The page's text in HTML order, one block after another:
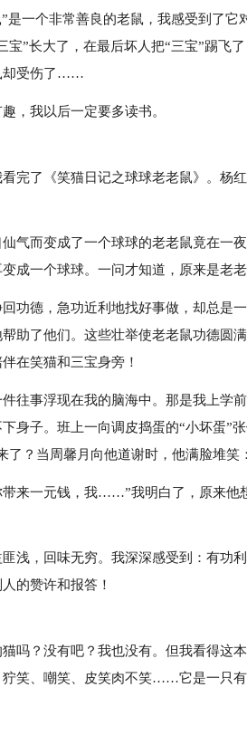
是一个非常善良的老鼠，我感受到了它
宝”长大了，在最后坏人把“三宝”踢飞
却受伤了……
，我以后一定要多读书。
完了《笑猫日记之球球老老鼠》。杨
气而变成了一个球球的老老鼠竟在一
成一个球球。一问才知道，原来是老
功德，急功近利地找好事做，却总是
助了他们。这些壮举使老老鼠功德圆
在笑猫和三宝身旁！
往事浮现在我的脑海中。那是我上学
身子。班上一向调皮捣蛋的“小坏蛋”
了？当周馨月向他道谢时，他满脸堆笑
来一元钱，我……”我明白了，原来他
浅，回味无穷。我深深感受到：有功
的赞许和报答！
吗？没有吧？我也没有。但我看得这
笑、嘲笑、皮笑肉不笑……它是一只